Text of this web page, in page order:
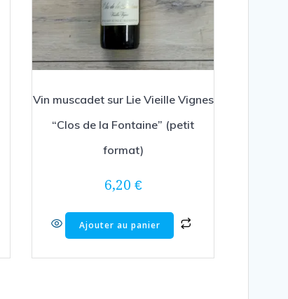
Vin muscadet sur Lie Vieille Vignes
“Clos de la Fontaine” (petit
format)
6,20 €
Ajouter au panier